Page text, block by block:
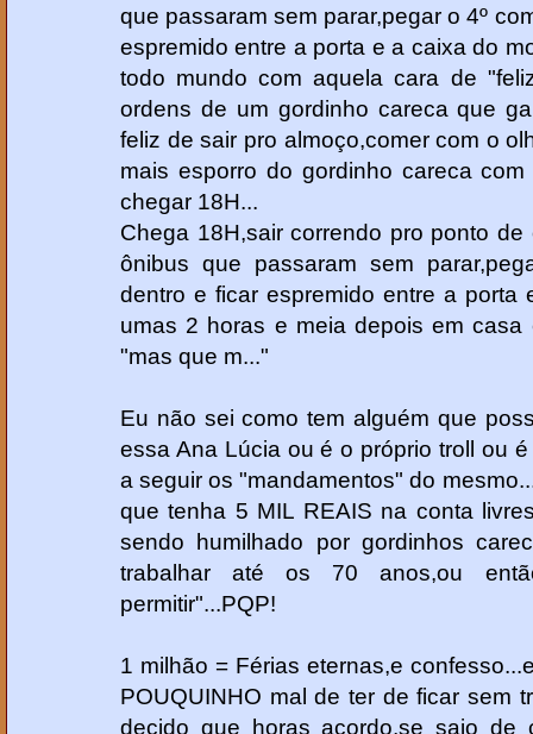
que passaram sem parar,pegar o 4º
espremido entre a porta e a caixa do
todo mundo com aquela cara de
ordens de um gordinho careca que
feliz de sair pro almoço,comer com o
mais esporro do gordinho careca
chegar 18H...
Chega 18H,sair correndo pro ponto
ônibus que passaram sem
dentro e ficar espremido entre a porta
umas 2 horas e meia depois em casa
"mas que m..."
Eu não sei como tem alguém que
essa Ana Lúcia ou é o próprio troll ou
a seguir os "mandamentos" do
que tenha 5 MIL REAIS na conta
sendo humilhado por gordinhos
trabalhar até os 70 anos,ou
permitir"...PQP!
1 milhão = Férias eternas,e
POUQUINHO mal de ter de ficar sem
decido que horas acordo,se saio de